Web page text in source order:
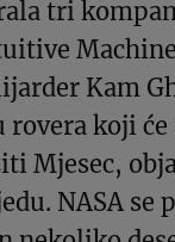
tri
Kam
rovera koji
Mjesec,
NASA se